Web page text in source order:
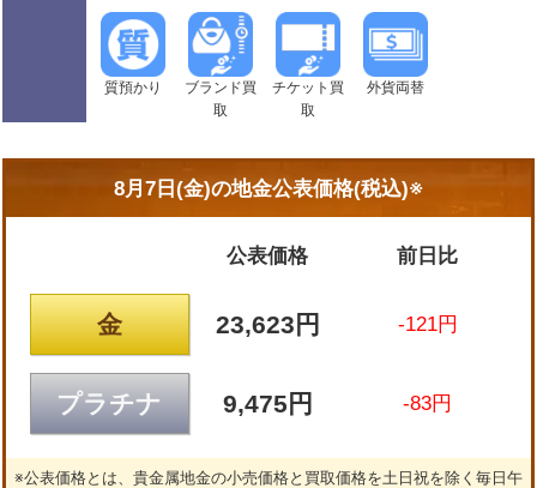
質預かり
ブランド買
取
チケット買
取
外貨両替
8月7日(金)の地金公表価格(税込)※
公表価格 前日比
金 23,623円 -121円
プラチナ 9,475円 -83円
※公表価格とは、貴金属地金の小売価格と買取価格を土日祝を除く毎日午